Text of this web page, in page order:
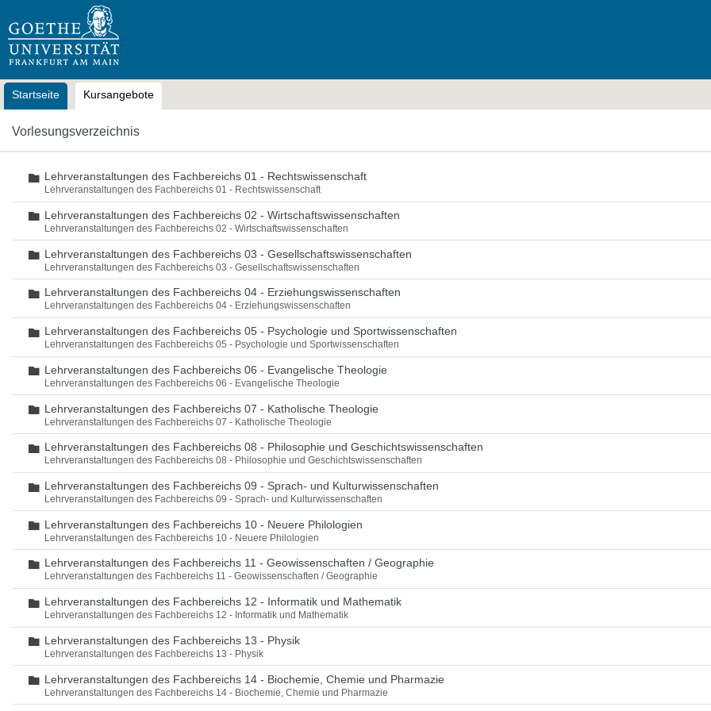
Startseite Kursangebote
Vorlesungsverzeichnis
Ordner
Lehrveranstaltungen des Fachbereichs 01 - Rechtswissenschaft
Lehrveranstaltungen des Fachbereichs 01 - Rechtswissenschaft
Ordner
Lehrveranstaltungen des Fachbereichs 02 - Wirtschaftswissenschaften
Lehrveranstaltungen des Fachbereichs 02 - Wirtschaftswissenschaften
Ordner
Lehrveranstaltungen des Fachbereichs 03 - Gesellschaftswissenschaften
Lehrveranstaltungen des Fachbereichs 03 - Gesellschaftswissenschaften
Ordner
Lehrveranstaltungen des Fachbereichs 04 - Erziehungswissenschaften
Lehrveranstaltungen des Fachbereichs 04 - Erziehungswissenschaften
Ordner
Lehrveranstaltungen des Fachbereichs 05 - Psychologie und Sportwissenschaften
Lehrveranstaltungen des Fachbereichs 05 - Psychologie und Sportwissenschaften
Ordner
Lehrveranstaltungen des Fachbereichs 06 - Evangelische Theologie
Lehrveranstaltungen des Fachbereichs 06 - Evangelische Theologie
Ordner
Lehrveranstaltungen des Fachbereichs 07 - Katholische Theologie
Lehrveranstaltungen des Fachbereichs 07 - Katholische Theologie
Ordner
Lehrveranstaltungen des Fachbereichs 08 - Philosophie und Geschichtswissenschaften
Lehrveranstaltungen des Fachbereichs 08 - Philosophie und Geschichtswissenschaften
Ordner
Lehrveranstaltungen des Fachbereichs 09 - Sprach- und Kulturwissenschaften
Lehrveranstaltungen des Fachbereichs 09 - Sprach- und Kulturwissenschaften
Ordner
Lehrveranstaltungen des Fachbereichs 10 - Neuere Philologien
Lehrveranstaltungen des Fachbereichs 10 - Neuere Philologien
Ordner
Lehrveranstaltungen des Fachbereichs 11 - Geowissenschaften / Geographie
Lehrveranstaltungen des Fachbereichs 11 - Geowissenschaften / Geographie
Ordner
Lehrveranstaltungen des Fachbereichs 12 - Informatik und Mathematik
Lehrveranstaltungen des Fachbereichs 12 - Informatik und Mathematik
Ordner
Lehrveranstaltungen des Fachbereichs 13 - Physik
Lehrveranstaltungen des Fachbereichs 13 - Physik
Ordner
Lehrveranstaltungen des Fachbereichs 14 - Biochemie, Chemie und Pharmazie
Lehrveranstaltungen des Fachbereichs 14 - Biochemie, Chemie und Pharmazie